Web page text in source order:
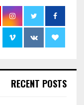
RECENT POSTS